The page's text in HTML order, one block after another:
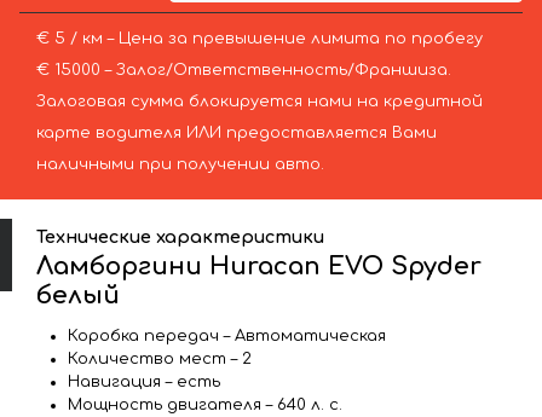
€ 5 / км – Цена за превышение лимита по пробегу
€ 15000 – Залог/Ответственность/Франшиза.
Залоговая сумма блокируется нами на кредитной
карте водителя ИЛИ предоставляется Вами
наличными при получении авто.
Технические характеристики
Ламборгини Huracan EVO Spyder
белый
Коробка передач – Автоматическая
Количество мест – 2
Навигация – есть
Мощность двигателя – 640 л. с.